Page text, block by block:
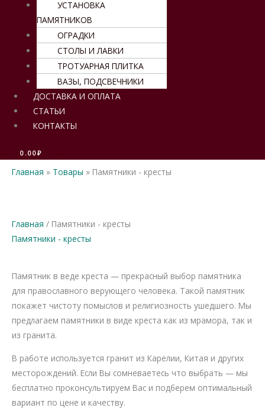
УСТАНОВКА
ПАМЯТНИКОВ
ОГРАДКИ
СТОЛЫ И ЛАВКИ
ТРОТУАРНАЯ ПЛИТКА
ВАЗЫ, ПОДСВЕЧНИКИ
ДОСТАВКА И ОПЛАТА
СТАТЬИ
КОНТАКТЫ
0.00₽
Главная Товары Памятники - кресты
Главная / Памятники - кресты
Памятники - кресты
Памятник в веде креста — прекрасный выбор памятника
для православного верующего человека. Такой памятник
покажет чистоту помыслов и религиозность ушедшего. Мы
предлагаем памятники в виде креста как из мрамора, так и
из гранита.
В работе используется гранит из Карелии, Китая и других
месторождений. Если Вы сомневаетесь что выбрать — мы
бесплатно проконсультируем Вас и подберем оптимальный
вариант по цене и качеству.